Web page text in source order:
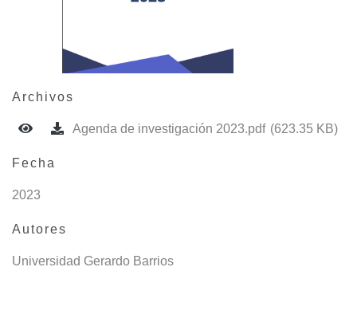
Archivos
Agenda de investigación 2023.pdf (623.35 KB)
Fecha
2023
Autores
Universidad Gerardo Barrios